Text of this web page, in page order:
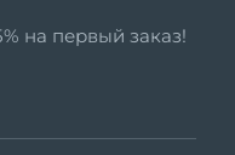
на первый заказ!